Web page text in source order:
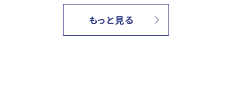
もっと見る